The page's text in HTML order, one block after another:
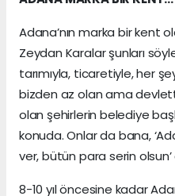
Adana’nın marka bir kent
Zeydan Karalar şunları
tarımıyla, ticaretiyle, her
bizden az olan ama
olan şehirlerin belediye
konuda. Onlar da bana,
ver, bütün para serin olsun’
8-10 yıl öncesine kadar